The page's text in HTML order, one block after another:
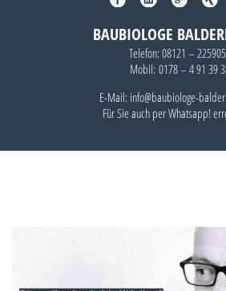
BAUBIOLOGE
Telefon: 08121 –
Mobil: 0178 – 4 91 39
E-Mail: info@baubiologe-
Für Sie auch perWhatsapp!